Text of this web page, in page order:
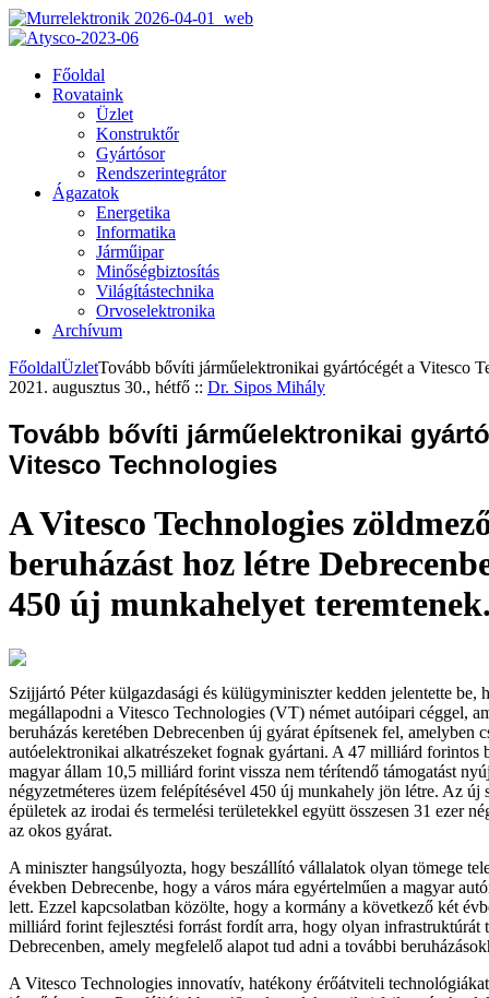
Főoldal
Rovataink
Üzlet
Konstruktőr
Gyártósor
Rendszerintegrátor
Ágazatok
Energetika
Informatika
Járműipar
Minőségbiztosítás
Világítástechnika
Orvoselektronika
Archívum
FőoldalÜzletTovább bővíti járműelektronikai gyártócégét a Vitesco
2021. augusztus 30., hétfő :: Dr. Sipos Mihály
Tovább bővíti járműelektronikai
Vitesco Technologies
A Vitesco Technologies
beruházást hoz létre
450 új munkahelyet
Szijjártó Péter külgazdasági és külügyminiszter kedden jelentette be,
megállapodni a Vitesco Technologies (VT) német autóipari céggel,
beruházás keretében Debrecenben új gyárat építsenek fel, amelyben
autóelektronikai alkatrészeket fognak gyártani. A 47 milliárd forintos
magyar állam 10,5 milliárd forint vissza nem térítendő támogatást
négyzetméteres üzem felépítésével 450 új munkahely jön létre. Az új
épületek az irodai és termelési területekkel együtt összesen 31 ezer
az okos gyárat.
A miniszter hangsúlyozta, hogy beszállító vállalatok olyan tömege
években Debrecenbe, hogy a város mára egyértelműen a magyar
lett. Ezzel kapcsolatban közölte, hogy a kormány a következő két
milliárd forint fejlesztési forrást fordít arra, hogy olyan infrastruktúrát
Debrecenben, amely megfelelő alapot tud adni a további
A Vitesco Technologies innovatív, hatékony érőátviteli